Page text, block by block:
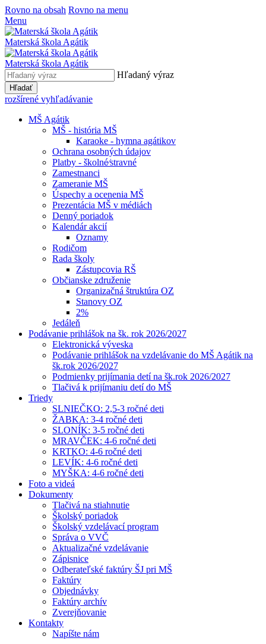
Rovno na obsah Rovno na menu
Menu
Materská škola Agátik
Materská škola Agátik
Hľadaný výraz
Hľadať
rozšírené vyhľadávanie
MŠ Agátik
MŠ - história MŠ
Karaoke - hymna agátikov
Ochrana osobných údajov
Platby - školné⁄stravné
Zamestnanci
Zameranie MŠ
Úspechy a ocenenia MŠ
Prezentácia MŠ v médiách
Denný poriadok
Kalendár akcií
Oznamy
Rodičom
Rada školy
Zástupcovia RŠ
Občianske združenie
Organizačná štruktúra OZ
Stanovy OZ
2%
Jedáleň
Podávanie prihlášok na šk. rok 2026/2027
Elektronická výveska
Podávanie prihlášok na vzdelávanie do MŠ Agátik na
šk.rok 2026/2027
Podmienky prijímania detí na šk.rok 2026/2027
Tlačivá k prijímaniu detí do MŠ
Triedy
SLNIEČKO: 2,5-3 ročné deti
ŽABKA: 3-4 ročné deti
SLONÍK: 3-5 ročné deti
MRAVČEK: 4-6 ročné deti
KRTKO: 4-6 ročné deti
LEVÍK: 4-6 ročné deti
MYŠKA: 4-6 ročné deti
Foto a videá
Dokumenty
Tlačivá na stiahnutie
Školský poriadok
Školský vzdelávací program
Správa o VVČ
Aktualizačné vzdelávanie
Zápisnice
Odberateľské faktúry ŠJ pri MŠ
Faktúry
Objednávky
Faktúry archív
Zverejňovanie
Kontakty
Napíšte nám